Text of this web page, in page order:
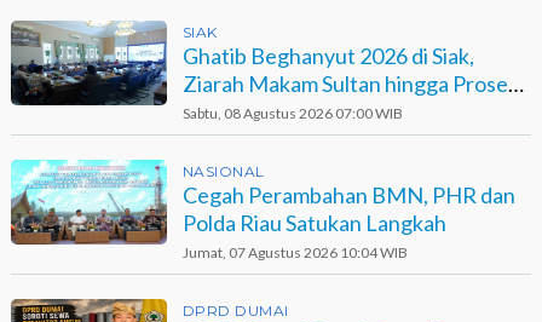
SIAK
Ghatib Beghanyut 2026 di Siak,
Ziarah Makam Sultan hingga Prosesi
di Sungai
Sabtu, 08 Agustus 2026 07:00 WIB
NASIONAL
Cegah Perambahan BMN, PHR dan
Polda Riau Satukan Langkah
Jumat, 07 Agustus 2026 10:04 WIB
DPRD DUMAI